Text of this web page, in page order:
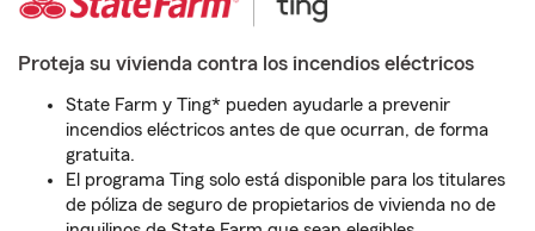
Proteja su vivienda contra los incendios eléctricos
State Farm y Ting* pueden ayudarle a prevenir
incendios eléctricos antes de que ocurran, de forma
gratuita.
El programa Ting solo está disponible para los titulares
de póliza de seguro de propietarios de vivienda no de